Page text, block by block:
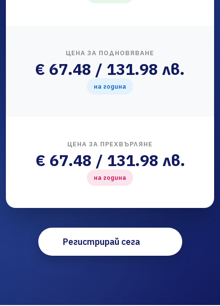
ЦЕНА ЗА ПОДНОВЯВАНЕ
€ 67.48 / 131.98 лв.
на година
ЦЕНА ЗА ПРЕХВЪРЛЯНЕ
€ 67.48 / 131.98 лв.
на година
Регистрирай сега